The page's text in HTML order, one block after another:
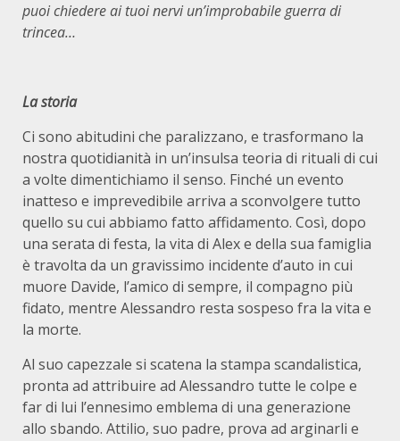
puoi chiedere ai tuoi nervi un’improbabile guerra di
trincea…
La storia
Ci sono abitudini che paralizzano, e trasformano la
nostra quotidianità in un’insulsa teoria di rituali di cui
a volte dimentichiamo il senso. Finché un evento
inatteso e imprevedibile arriva a sconvolgere tutto
quello su cui abbiamo fatto affidamento. Così, dopo
una serata di festa, la vita di Alex e della sua famiglia
è travolta da un gravissimo incidente d’auto in cui
muore Davide, l’amico di sempre, il compagno più
fidato, mentre Alessandro resta sospeso fra la vita e
la morte.
Al suo capezzale si scatena la stampa scandalistica,
pronta ad attribuire ad Alessandro tutte le colpe e
far di lui l’ennesimo emblema di una generazione
allo sbando. Attilio, suo padre, prova ad arginarli e